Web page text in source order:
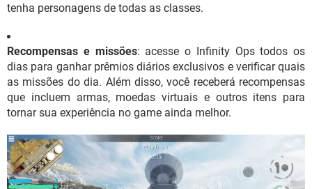
tenha personagens de todas as classes.
Recompensas e missões: acesse o Infinity Ops todos os
dias para ganhar prêmios diários exclusivos e verificar quais
as missões do dia. Além disso, você receberá recompensas
que incluem armas, moedas virtuais e outros itens para
tornar sua experiência no game ainda melhor.